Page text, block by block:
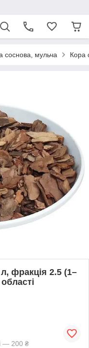
соснова, мульча Кора
фракція 2.5 (1–
— 200 ₴